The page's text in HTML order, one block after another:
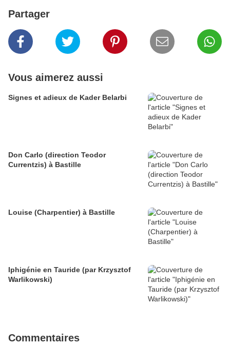
Partager
Vous aimerez aussi
Signes et adieux de Kader Belarbi
Don Carlo (direction Teodor
Currentzis) à Bastille
Louise (Charpentier) à Bastille
Iphigénie en Tauride (par Krzysztof
Warlikowski)
Commentaires